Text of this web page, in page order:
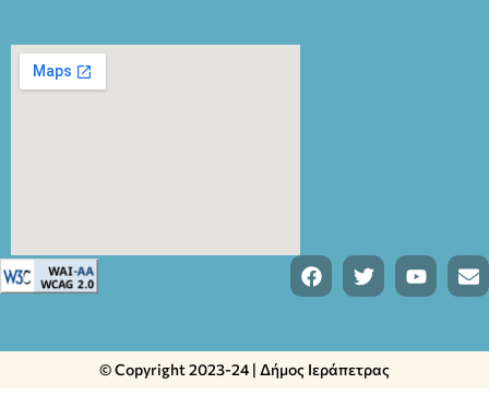
© Copyright 2023-24 | Δήμος Ιεράπετρας